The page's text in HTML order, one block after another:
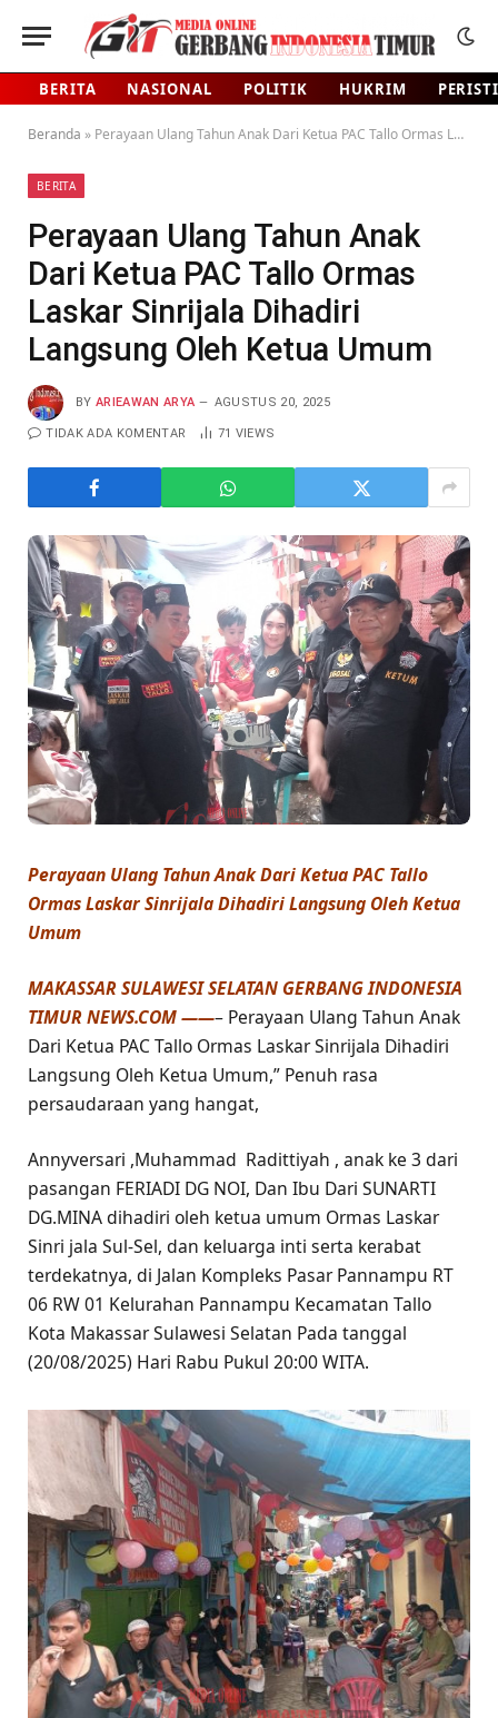
BERITA NASIONAL POLITIK HUKRIM
Beranda » Perayaan Ulang Tahun Anak Dari Ketua PAC Tallo Ormas Laskar Sinrijala Dihadiri Langsung Oleh Ketua Umum
BERITA
Perayaan Ulang Tahun Anak
Dari Ketua PAC Tallo Ormas
Laskar Sinrijala Dihadiri
Langsung Oleh Ketua Umum
BY ARIEAWAN ARYA AGUSTUS 20, 2025
TIDAK ADA KOMENTAR 71 VIEWS
Perayaan Ulang Tahun Anak Dari Ketua PAC Tallo
Ormas Laskar Sinrijala Dihadiri Langsung Oleh Ketua
Umum
MAKASSAR SULAWESI SELATAN GERBANG INDONESIA
TIMUR NEWS.COM ——– Perayaan Ulang Tahun Anak
Dari Ketua PAC Tallo Ormas Laskar Sinrijala Dihadiri
Langsung Oleh Ketua Umum,” Penuh rasa
persaudaraan yang hangat,
Annyversari ,Muhammad Radittiyah , anak ke 3 dari
pasangan FERIADI DG NOI, Dan Ibu Dari SUNARTI
DG.MINA dihadiri oleh ketua umum Ormas Laskar
Sinri jala Sul-Sel, dan keluarga inti serta kerabat
terdekatnya, di Jalan Kompleks Pasar Pannampu RT
06 RW 01 Kelurahan Pannampu Kecamatan Tallo
Kota Makassar Sulawesi Selatan Pada tanggal
(20/08/2025) Hari Rabu Pukul 20:00 WITA.